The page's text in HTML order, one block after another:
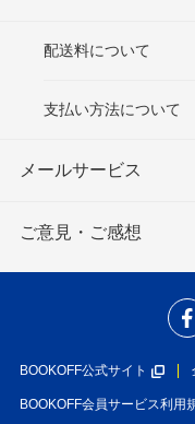
配送料について
支払い方法について
メールサービス
ご意見・ご感想
BOOKOFF公式サイト
BOOKOFF会員サービス利用